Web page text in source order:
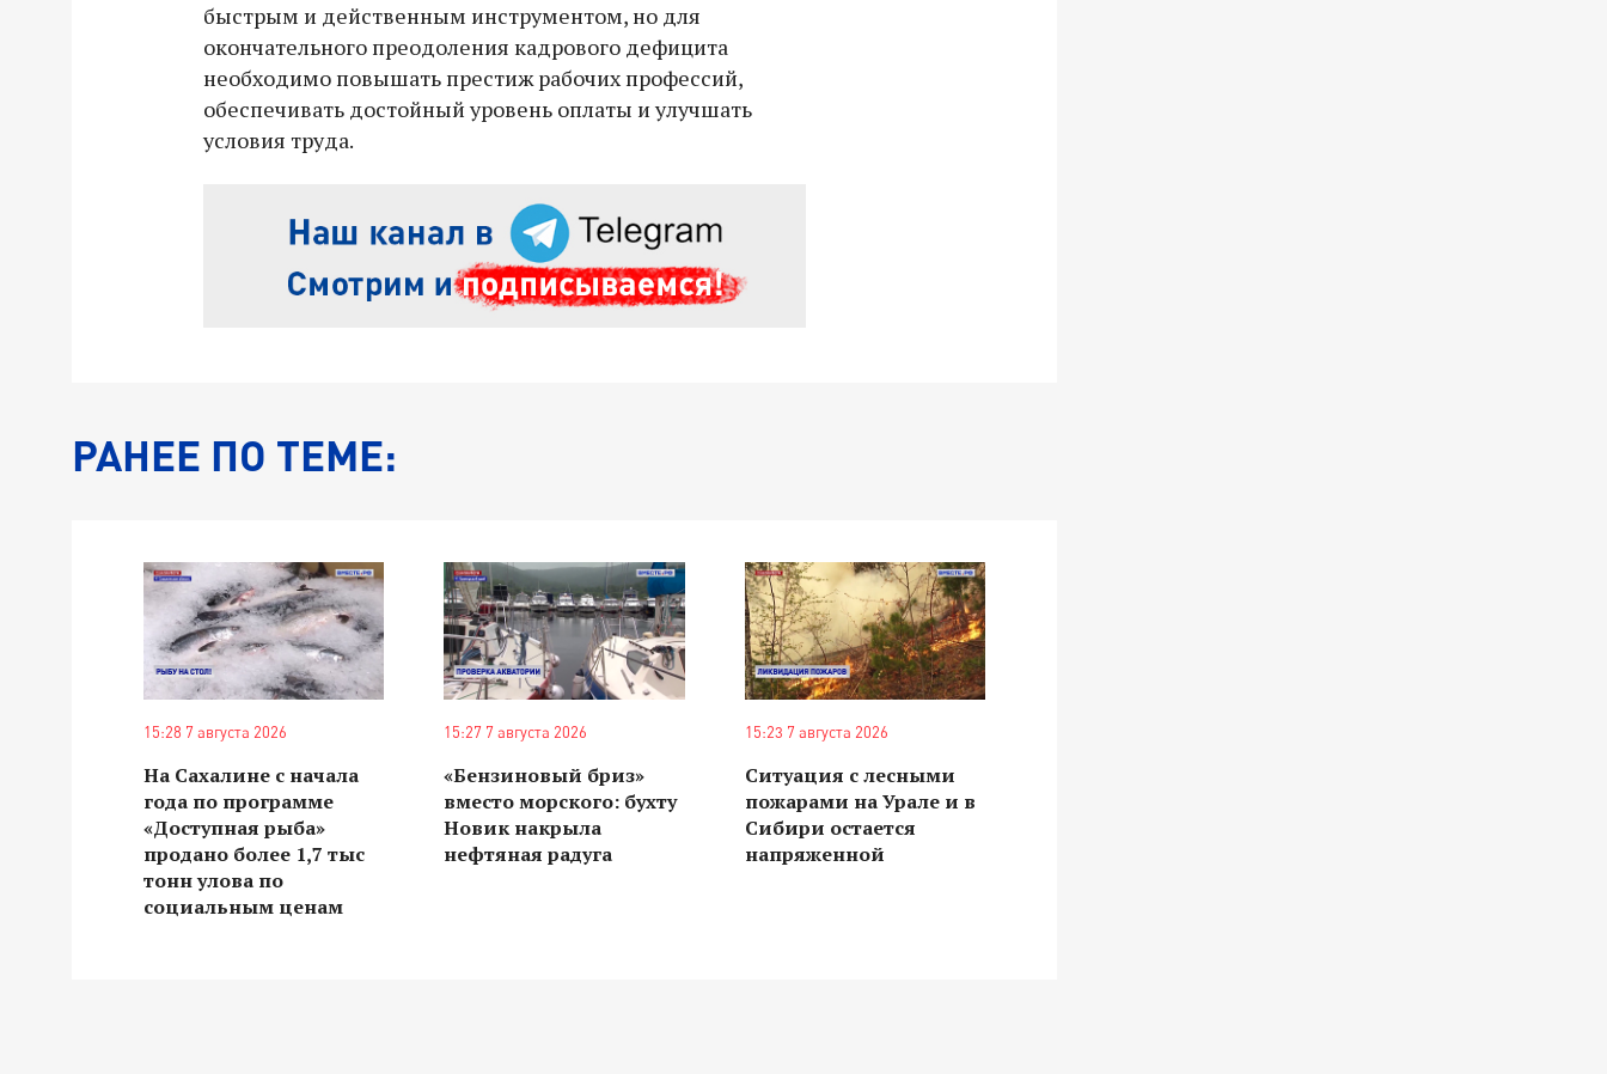
быстрым и действенным инструментом, но для
окончательного преодоления кадрового дефицита
необходимо повышать престиж рабочих профессий,
обеспечивать достойный уровень оплаты и улучшать
условия труда.
РАНЕЕ ПО ТЕМЕ:
15:28 7 августа 2026
На Сахалине с начала
года по программе
«Доступная рыба»
продано более 1,7 тыс
тонн улова по
социальным ценам
15:27 7 августа 2026
«Бензиновый бриз»
вместо морского: бухту
Новик накрыла
нефтяная радуга
15:23 7 августа 2026
Ситуация с лесными
пожарами на Урале и в
Сибири остается
напряженной